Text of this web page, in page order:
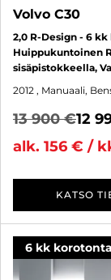
Volvo C30
2,0 R-Design - 6
Huippukuntoinen
sisäpistokkeella,
2012 , Manuaali,
13 900 €12
alk. 156 € /
KATSO
6 kk